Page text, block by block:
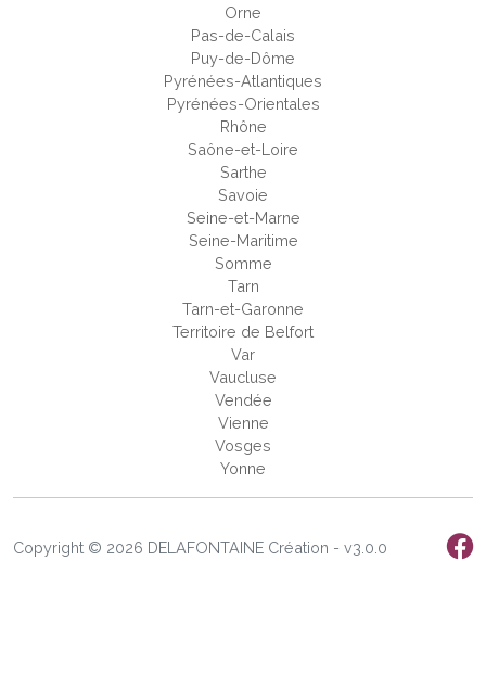
Orne
Pas-de-Calais
Puy-de-Dôme
Pyrénées-Atlantiques
Pyrénées-Orientales
Rhône
Saône-et-Loire
Sarthe
Savoie
Seine-et-Marne
Seine-Maritime
Somme
Tarn
Tarn-et-Garonne
Territoire de Belfort
Var
Vaucluse
Vendée
Vienne
Vosges
Yonne
Copyright © 2026 DELAFONTAINE Création - v3.0.0